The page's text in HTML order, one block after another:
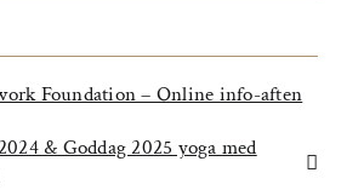
Foundation – Online info-aften
& Goddag 2025 yoga med